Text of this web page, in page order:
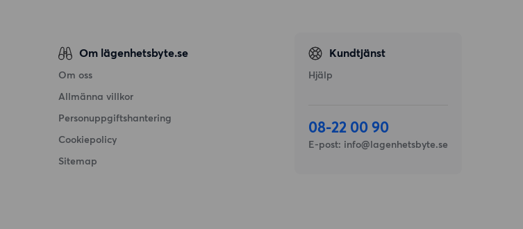
Om lägenhetsbyte.se
Om oss
Allmänna villkor
Personuppgiftshantering
Cookiepolicy
Sitemap
Kundtjänst
Hjälp
08-22 00 90
E-post: info@lagenhetsbyte.se